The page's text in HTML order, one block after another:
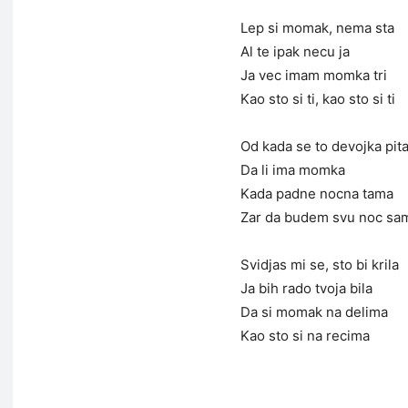
Lep si momak, nema sta
Al te ipak necu ja
Ja vec imam momka tri
Kao sto si ti, kao sto si ti
Od kada se to devojka pita
Da li ima momka
Kada padne nocna tama
Zar da budem svu noc
Svidjas mi se, sto bi krila
Ja bih rado tvoja bila
Da si momak na delima
Kao sto si na recima